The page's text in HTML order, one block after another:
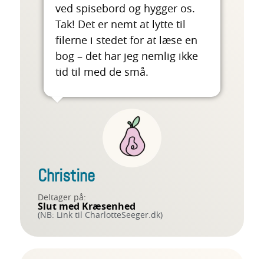
ved spisebord og hygger os.
Tak! Det er nemt at lytte til
filerne i stedet for at læse en
bog – det har jeg nemlig ikke
tid til med de små.
Christine
Deltager på:
Slut med Kræsenhed
(NB: Link til CharlotteSeeger.dk)